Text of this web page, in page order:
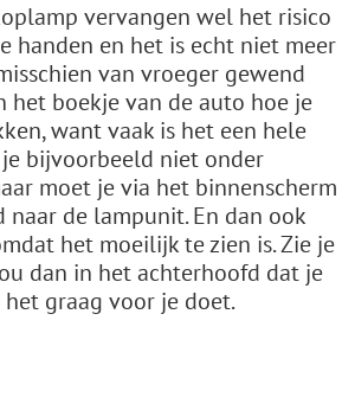
vervangen wel het risico
handen en het is echt niet meer
van vroeger gewend
het boekje van de auto hoe je
want vaak is het een hele
je bijvoorbeeld niet onder
moet je via het binnenscherm
naar de lampunit. En dan ook
het moeilijk te zien is. Zie je
dan in het achterhoofd dat je
graag voor je doet.